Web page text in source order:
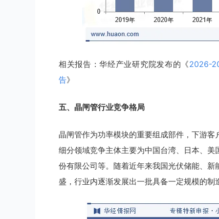
相关报告：华经产业研究院发布的《2026-
告》
五、 晶闸管行业竞争格局
晶闸管作为功率模块的重要组成部件，下游
细分领域竞争主体主要为中国台湾、日本、
份有限公司等。随着近年来我国光伏储能、
盛，行业内逐渐发展出一批具备一定规模的